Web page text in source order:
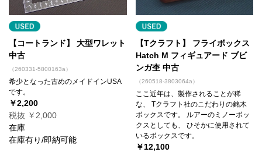
【コートランド】 大型ワレット
中古
（260331-5800163a）
希少となった古めのメイドインUSA
です。
￥2,200
税抜 ￥2,000
在庫
在庫有り/即納可能
【Tクラフト】 フライボックス
Hatch M フィギュアード ブビ
ンガ杢 中古
（260518-3803064a）
ここ近年は、製作されることが稀
な、 Tクラフト社のこだわりの銘木
ボックスです。 ルアーのミノーボッ
クスとしても、 ひそかに使用されて
いるボックスです。
￥12,100